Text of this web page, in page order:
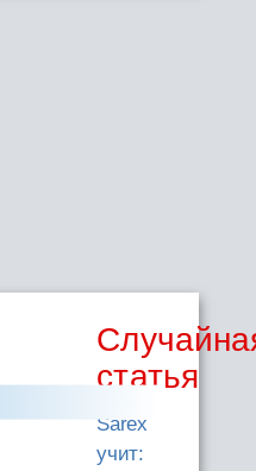
статья
Sarex
учит: